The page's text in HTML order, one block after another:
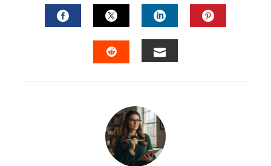
FACEBOOKTWITTERLINKEDIN